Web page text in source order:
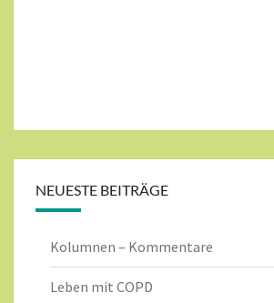
NEUESTE BEITRÄGE
Kolumnen – Kommentare
Leben mit COPD